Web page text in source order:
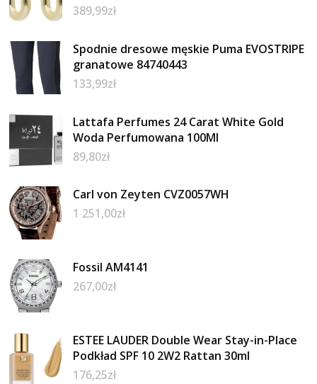
389,99zł
Spodnie dresowe męskie Puma EVOSTRIPE
granatowe 84740443
133,99zł
Lattafa Perfumes 24 Carat White Gold
Woda Perfumowana 100Ml
89,80zł
Carl von Zeyten CVZ0057WH
1 251,00zł
Fossil AM4141
267,00zł
ESTEE LAUDER Double Wear Stay-in-Place
Podkład SPF 10 2W2 Rattan 30ml
176,25zł